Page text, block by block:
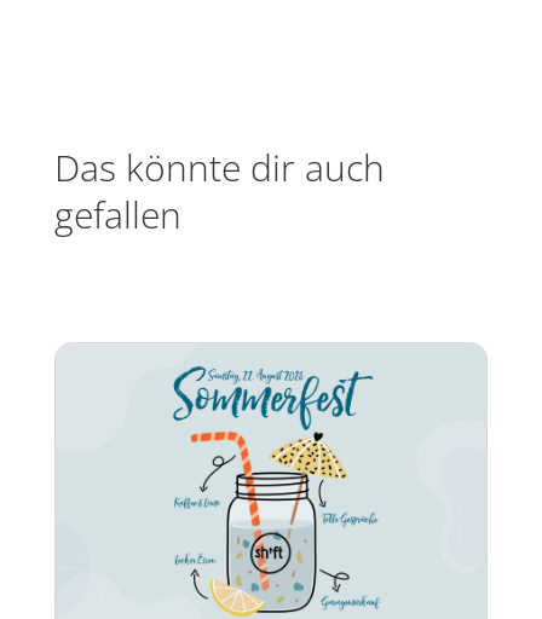
Das könnte dir auch
gefallen